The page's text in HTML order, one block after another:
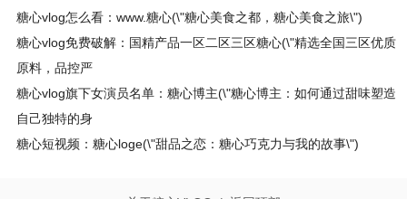
糖心vlog怎么看：www.糖心(\"糖心美食之都，糖心美食之旅\")
糖心vlog免费破解：国精产品一区二区三区糖心(\"精选全国三区优质
原料，品控严
糖心vlog旗下女演员名单：糖心博主(\"糖心博主：如何通过甜味塑造
自己独特的身
糖心短视频：糖心loge(\"甜品之恋：糖心巧克力与我的故事\")